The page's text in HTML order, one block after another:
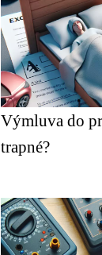
Výmluva do
trapné?